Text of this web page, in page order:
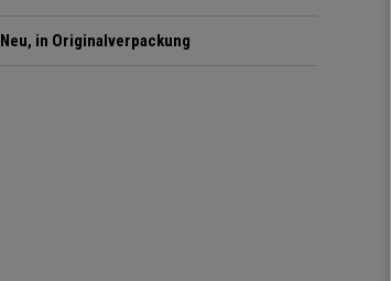
Neu, in Originalverpackung